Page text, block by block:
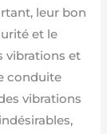
leur bon
et le
vibrations et
conduite
vibrations